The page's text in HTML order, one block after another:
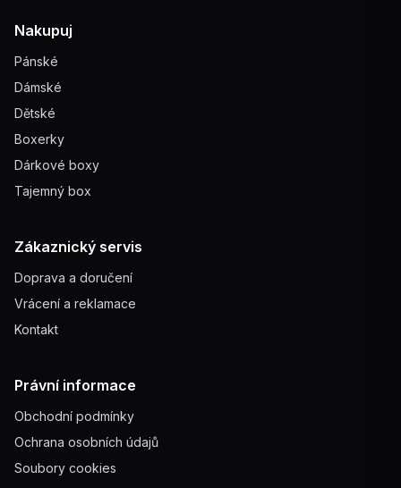
Nakupuj
Pánské
Dámské
Dětské
Boxerky
Dárkové boxy
Tajemný box
Zákaznický servis
Doprava a doručení
Vrácení a reklamace
Kontakt
Právní informace
Obchodní podmínky
Ochrana osobních údajů
Soubory cookies